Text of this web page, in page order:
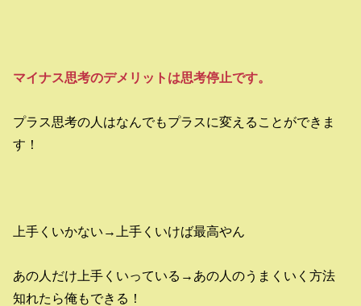
マイナス思考のデメリットは思考停止です。
プラス思考の人はなんでもプラスに変えることができま
す！
上手くいかない→上手くいけば最高やん
あの人だけ上手くいっている→あの人のうまくいく方法
知れたら俺もできる！